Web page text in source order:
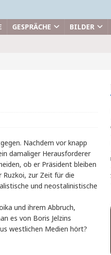
GESPRÄCHE BILDER
Nachdem vor knapp
damaliger Herausforderer
ob er Präsident bleiben
zur Zeit für die
und neostalinistische
und ihrem Abbruch,
es von Boris Jelzins
westlichen Medien hört?